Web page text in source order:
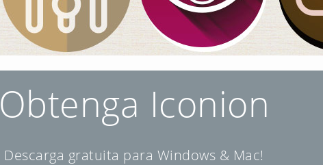
Obtenga Iconion
Descarga gratuita para Windows & Mac!